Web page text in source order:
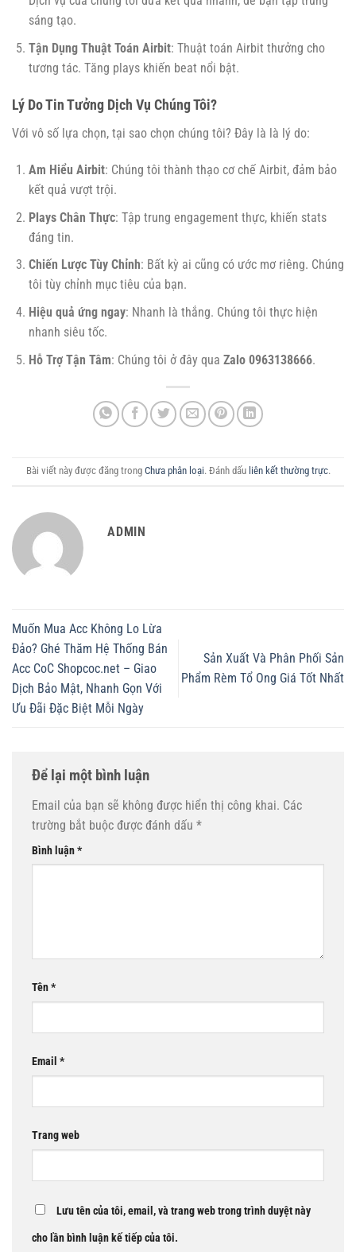
sáng tạo.
Tận Dụng Thuật Toán Airbit: Thuật toán Airbit thưởng cho
tương tác. Tăng plays khiến beat nổi bật.
Lý Do Tin Tưởng Dịch Vụ Chúng Tôi?
Với vô số lựa chọn, tại sao chọn chúng tôi? Đây là là lý do:
Am Hiểu Airbit: Chúng tôi thành thạo cơ chế Airbit, đảm bảo
kết quả vượt trội.
Plays Chân Thực: Tập trung engagement thực, khiến stats
đáng tin.
Chiến Lược Tùy Chỉnh: Bất kỳ ai cũng có ước mơ riêng. Chúng
tôi tùy chỉnh mục tiêu của bạn.
Hiệu quả ứng ngay: Nhanh là thắng. Chúng tôi thực hiện
nhanh siêu tốc.
Hỗ Trợ Tận Tâm: Chúng tôi ở đây qua Zalo 0963138666.
Bài viết này được đăng trong Chưa phân loại. Đánh dấu liên kết thường trực.
ADMIN
Muốn Mua Acc Không Lo Lừa
Đảo? Ghé Thăm Hệ Thống Bán
Acc CoC Shopcoc.net – Giao
Dịch Bảo Mật, Nhanh Gọn Với
Ưu Đãi Đặc Biệt Mỗi Ngày
Sản Xuất Và Phân Phối Sản
Phẩm Rèm Tổ Ong Giá Tốt Nhất
Để lại một bình luận
Email của bạn sẽ không được hiển thị công khai. Các
trường bắt buộc được đánh dấu *
Bình luận*
Tên*
Email *
Trang web
Lưu tên của tôi, email, và trang web trong trình duyệt này
cho lần bình luận kế tiếp của tôi.